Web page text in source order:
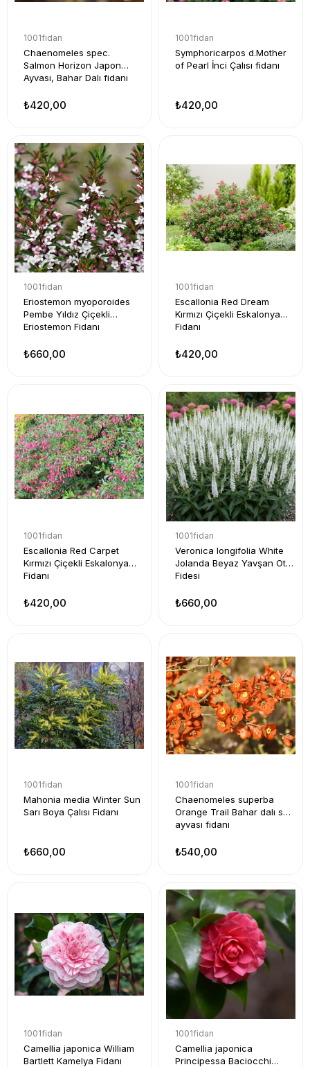
1001fidan
Chaenomeles spec.
Salmon Horizon Japon
Ayvası, Bahar Dalı fidanı
₺420,00
1001fidan
Symphoricarpos d.Mother
of Pearl İnci Çalısı fidanı
₺420,00
1001fidan
Eriostemon myoporoides
Pembe Yıldız Çiçekli
Eriostemon Fidanı
₺660,00
1001fidan
Escallonia Red Dream
Kırmızı Çiçekli Eskalonya
Fidanı
₺420,00
1001fidan
Escallonia Red Carpet
Kırmızı Çiçekli Eskalonya
Fidanı
₺420,00
1001fidan
Veronica longifolia White
Jolanda Beyaz Yavşan Otu
Fidesi
₺660,00
1001fidan
Mahonia media Winter Sun
Sarı Boya Çalısı Fidanı
₺660,00
1001fidan
Chaenomeles superba
Orange Trail Bahar dalı süs
ayvası fidanı
₺540,00
1001fidan
Camellia japonica William
Bartlett Kamelya Fidanı
1001fidan
Camellia japonica
Principessa Baciocchi